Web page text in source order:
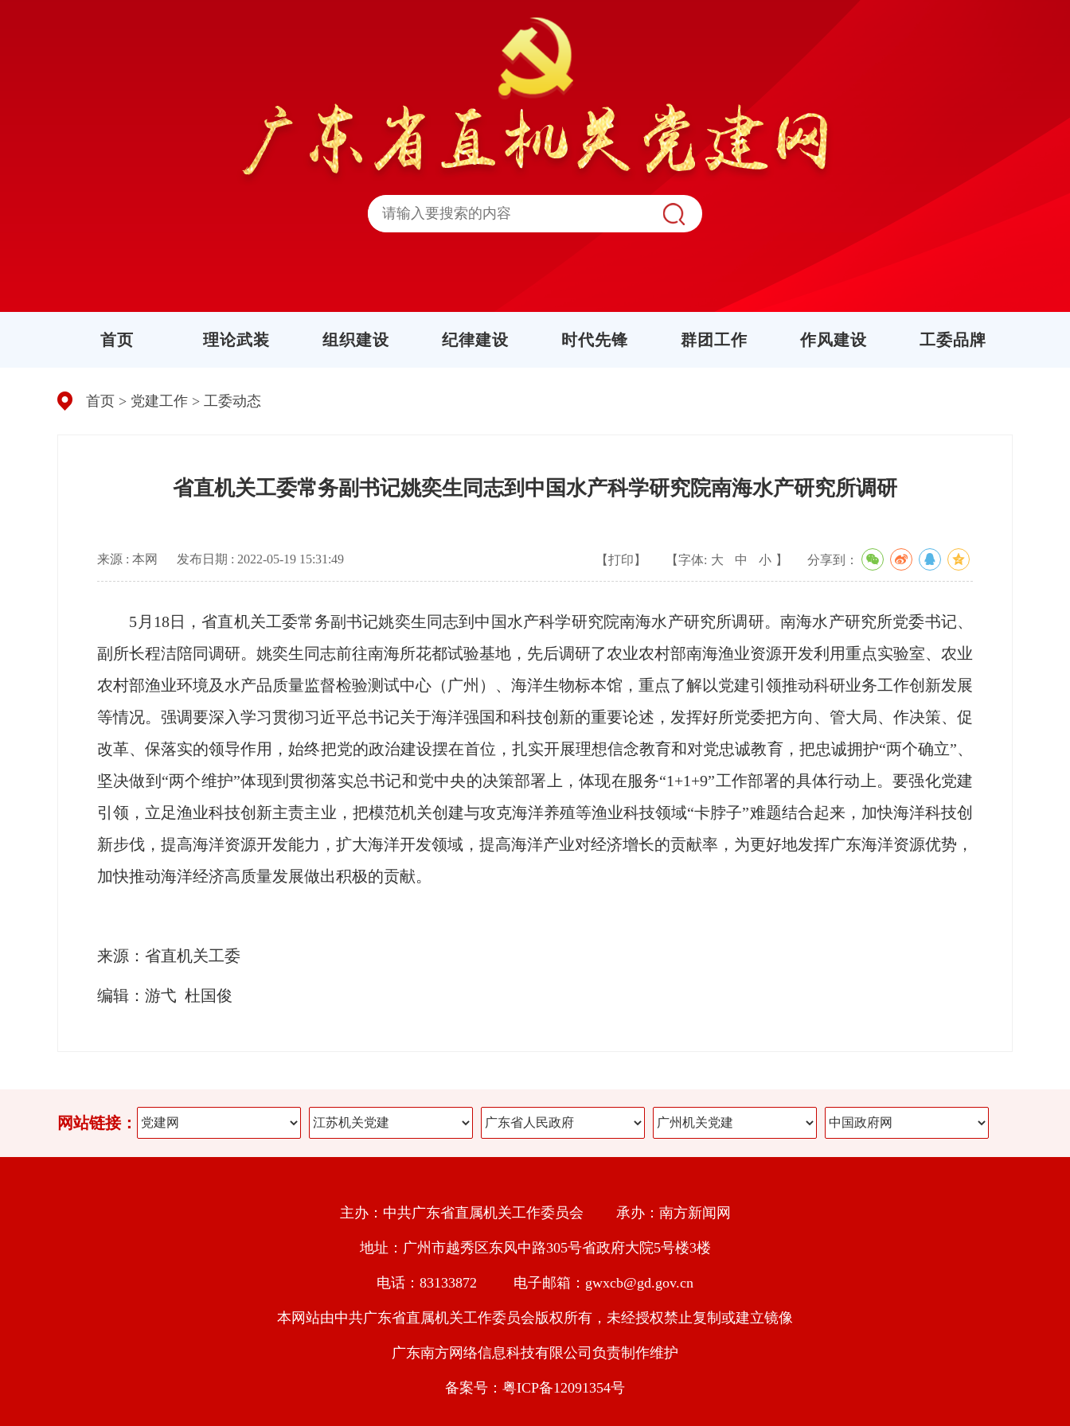
首页 理论武装 组织建设 纪律建设 时代先锋 群团工作 作风建设 工委品牌
首页 > 党建工作 > 工委动态
省直机关工委常务副书记姚奕生同志到中国水产科学研究院南海水产研究所调研
来源 : 本网 发布日期 : 2022-05-19 15:31:49 【打印】 【字体: 大 中 小 】 分享到：
5月18日，省直机关工委常务副书记姚奕生同志到中国水产科学研究院南海水产研究所调研。南海水产研究所党委书记、
副所长程洁陪同调研。姚奕生同志前往南海所花都试验基地，先后调研了农业农村部南海渔业资源开发利用重点实验室、农业
农村部渔业环境及水产品质量监督检验测试中心（广州）、海洋生物标本馆，重点了解以党建引领推动科研业务工作创新发展
等情况。强调要深入学习贯彻习近平总书记关于海洋强国和科技创新的重要论述，发挥好所党委把方向、管大局、作决策、促
改革、保落实的领导作用，始终把党的政治建设摆在首位，扎实开展理想信念教育和对党忠诚教育，把忠诚拥护“两个确立”、
坚决做到“两个维护”体现到贯彻落实总书记和党中央的决策部署上，体现在服务“1+1+9”工作部署的具体行动上。要强化党建
引领，立足渔业科技创新主责主业，把模范机关创建与攻克海洋养殖等渔业科技领域“卡脖子”难题结合起来，加快海洋科技创
新步伐，提高海洋资源开发能力，扩大海洋开发领域，提高海洋产业对经济增长的贡献率，为更好地发挥广东海洋资源优势，
加快推动海洋经济高质量发展做出积极的贡献。
来源：省直机关工委
编辑：游弋 杜国俊
网站链接：
主办：中共广东省直属机关工作委员会 承办：南方新闻网
地址：广州市越秀区东风中路305号省政府大院5号楼3楼
电话：83133872 电子邮箱：gwxcb@gd.gov.cn
本网站由中共广东省直属机关工作委员会版权所有，未经授权禁止复制或建立镜像
广东南方网络信息科技有限公司负责制作维护
备案号：粤ICP备12091354号